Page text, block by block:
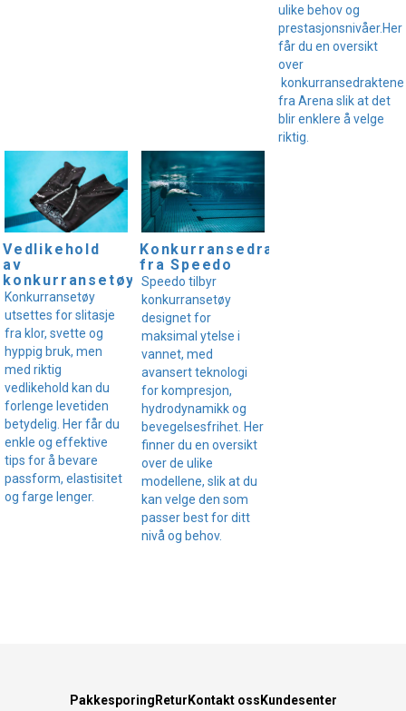
ulike behov og
prestasjonsnivåer.Her
får du en oversikt
over
konkurransedraktene
fra Arena slik at det
blir enklere å velge
riktig.
Vedlikehold
av
konkurransetøy
Konkurransetøy
utsettes for slitasje
fra klor, svette og
hyppig bruk, men
med riktig
vedlikehold kan du
forlenge levetiden
betydelig. Her får du
enkle og effektive
tips for å bevare
passform, elastisitet
og farge lenger.
Konkurransedrakter
fra Speedo
Speedo tilbyr
konkurransetøy
designet for
maksimal ytelse i
vannet, med
avansert teknologi
for kompresjon,
hydrodynamikk og
bevegelsesfrihet. Her
finner du en oversikt
over de ulike
modellene, slik at du
kan velge den som
passer best for ditt
nivå og behov.
Pakkesporing Retur Kontakt oss Kundesenter